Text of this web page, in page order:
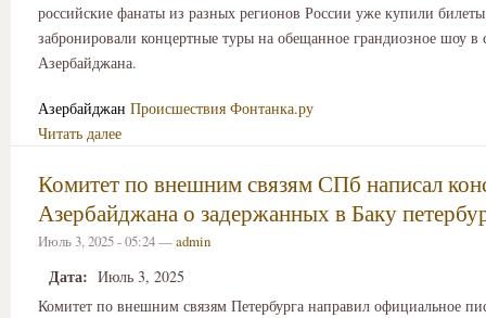
российские фанаты из разных регионов России уже купили
забронировали концертные туры на обещанное грандиозное шоу в
Азербайджана.
Азербайджан Происшествия Фонтанка.ру
Читать далее
Комитет по внешним связям СПб написал
Азербайджана о задержанных в Баку
Июль 3, 2025 - 05:24 —admin
Дата: Июль 3, 2025
Комитет по внешним связям Петербурга направил официальное